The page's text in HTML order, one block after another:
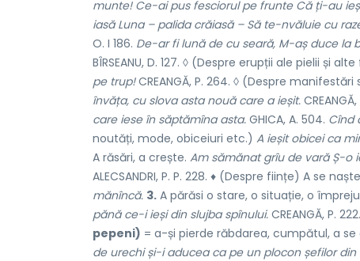
munte! Ce-ai pus fesciorul pe frunte Că ți-au
iasă Luna – palida crăiasă – Să te-nvăluie cu
O. I 186. De-ar fi lună de cu seară, M-aș duce la
BÎRSEANU, D. 127. ◊ (Despre erupții ale pielii și
pe trup!CREANGĂ, P. 264. ◊ (Despre
învăța, cu slova asta nouă care a ieșit.
care iese în săptămîna asta. GHICA, A. 504. Cînd
noutăți, mode, obiceiuri etc.) A ieșit obicei ca
A răsări, a crește. Am sămănat grîu de vară Ș-o
ALECSANDRI, P. P. 228. ♦ (Despre ființe) A se
mănîncă. 3. A părăsi o stare, o situație, o
pănă ce-i ieși din slujba spînului. CREANGĂ, P.
pepeni) = a-și pierde răbdarea, cumpătul, a
de urechi și-i aducea ca pe un plocon șefilor